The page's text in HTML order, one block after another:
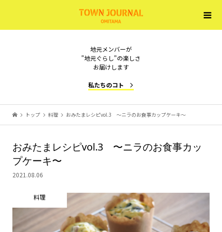
地元メンバーが
"地元ぐらし"の楽しさ
お届けします
私たちのコト
トップ 料理 おみたまレシピvol.3 〜ニラのお食事カップケーキ〜
おみたまレシピvol.3 〜ニラのお食事カッ
プケーキ〜
2021.08.06
料理